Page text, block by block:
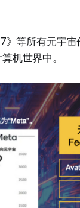
等所有元宇
机世界中。